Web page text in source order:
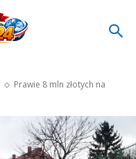
Prawie 8 mln złotych na